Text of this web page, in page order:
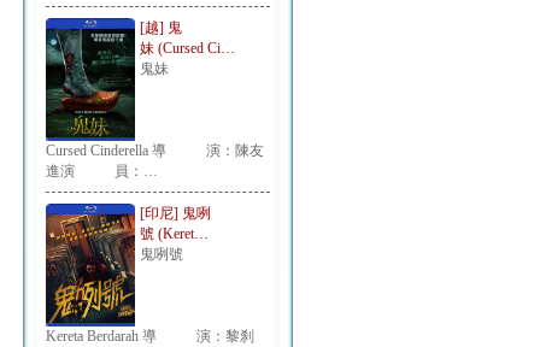
[越] 鬼
妹 (Cursed Ci…
鬼妹
Cursed Cinderella 導 演：陳友
進演 員：…
[印尼] 鬼咧
號 (Keret…
鬼咧號
Kereta Berdarah 導 演：黎刹